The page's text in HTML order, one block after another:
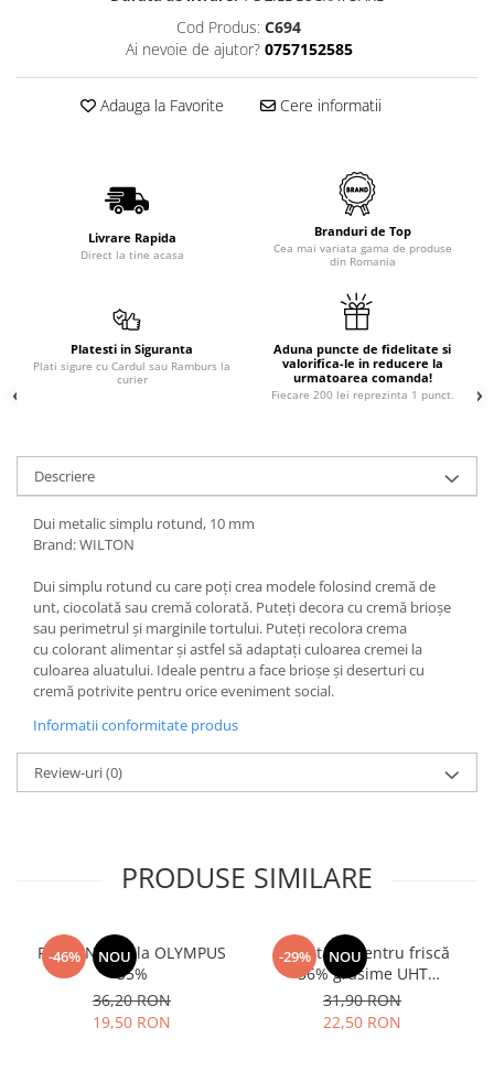
Cod Produs: C694
Ai nevoie de ajutor? 0757152585
Adauga la Favorite Cere informatii
Livrare Rapida
Direct la tine acasa
Branduri de Top
Cea mai variata gama de produse
din Romania
Platesti in Siguranta
Plati sigure cu Cardul sau Ramburs la
curier
Aduna puncte de fidelitate si
valorifica-le in reducere la
urmatoarea comanda!
Fiecare 200 lei reprezinta 1 punct.
Descriere
Dui metalic simplu rotund, 10 mm
Brand: WILTON
Dui simplu rotund cu care poți crea modele folosind cremă de
unt, ciocolată sau cremă colorată. Puteți decora cu cremă brioșe
sau perimetrul și marginile tortului. Puteți recolora crema
cu colorant alimentar și astfel să adaptați culoarea cremei la
culoarea aluatului. Ideale pentru a face brioșe și deserturi cu
cremă potrivite pentru orice eveniment social.
Informatii conformitate produs
Review-uri(0)
PRODUSE SIMILARE
-46% NOU
Frisca Naturala OLYMPUS
35%
36,20 RON
19,50 RON
-29% NOU
Smântână pentru friscă
36% grăsime UHT
MLEKOVITA
31,90 RON
22,50 RON